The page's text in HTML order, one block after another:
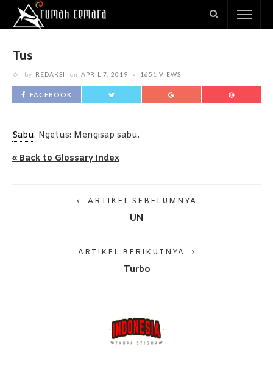
Tus
by REDAKSI on APRIL 7, 2019 1651 VIEWS
FACEBOOK
Sabu. Ngetus: Mengisap sabu.
« Back to Glossary Index
ARTIKEL SEBELUMNYA
UN
ARTIKEL BERIKUTNYA
Turbo